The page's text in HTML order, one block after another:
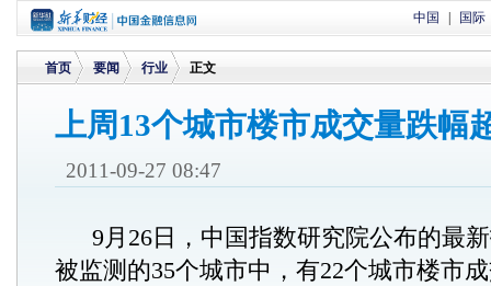
中国 国际
首页
>
要闻
>
行业
>
正文
上周13个城市楼市成交量跌幅
2011-09-27 08:47
9月26日，中国指数研究院公布的最
被监测的35个城市中，有22个城市楼市